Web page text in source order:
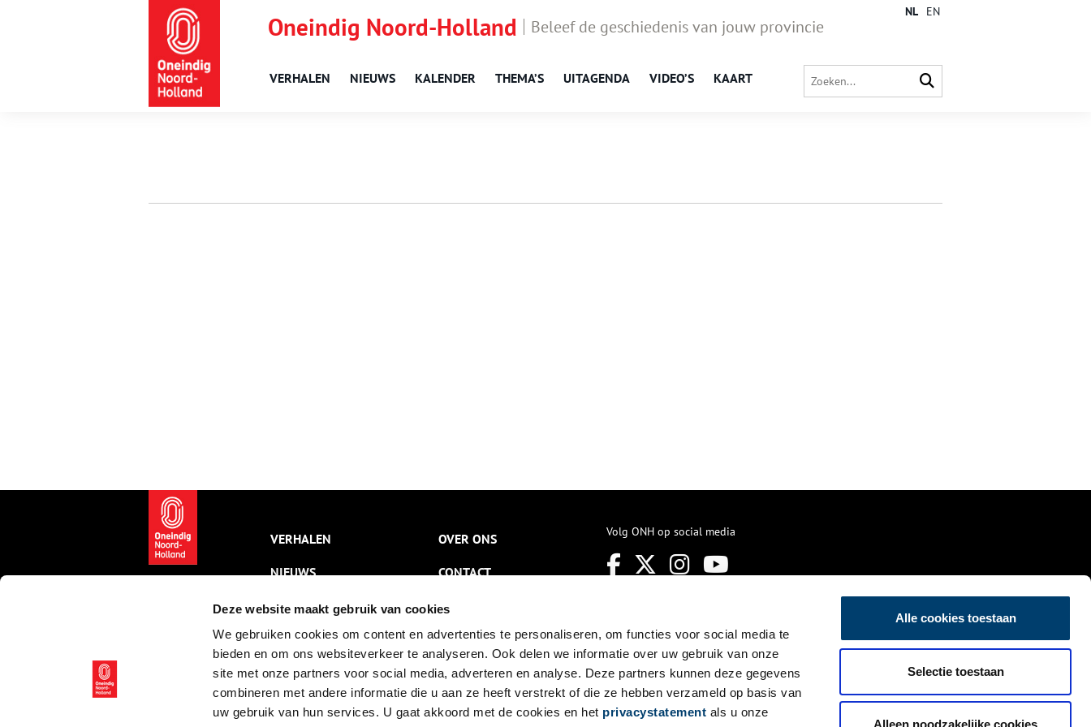
Deze website maakt gebruik van cookies
We gebruiken cookies om content en advertenties te personaliseren, om functies voor social media te
bieden en om ons websiteverkeer te analyseren. Ook delen we informatie over uw gebruik van onze
site met onze partners voor social media, adverteren en analyse. Deze partners kunnen deze gegevens
combineren met andere informatie die u aan ze heeft verstrekt of die ze hebben verzameld op basis van
uw gebruik van hun services. U gaat akkoord met de cookies en het privacystatement als u onze
Alle cookies toestaan
Selectie toestaan
Alleen noodzakelijke cookies
Oneindig Noord-Holland Beleef de geschiedenis van jouw provincie
VERHALEN NIEUWS KALENDER THEMA’S UITAGENDA VIDEO’S KAART
NL EN
VERHALEN
NIEUWS
KALENDER
THEMA’S
ACTIVITEITEN
VIDEO’S
OVER ONS
CONTACT
NIEUWSBRIEF
DISCLAIMER
PRIVACY
TOEGANKELIJKHEID
Volg ONH op social media